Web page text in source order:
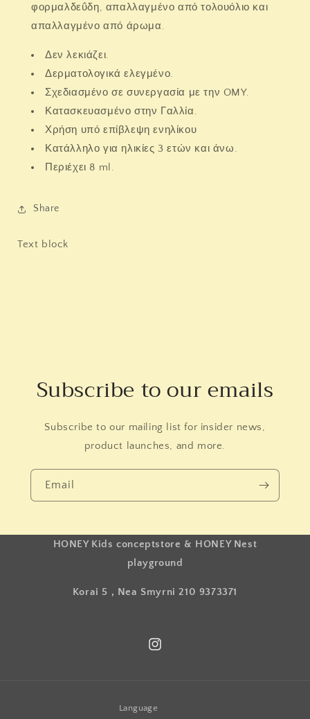
φορμαλδεΰδη, απαλλαγμένο από τολουόλιο και
απαλλαγμένο από άρωμα.
Δεν λεκιάζει.
Δερματολογικά ελεγμένο.
Σχεδιασμένο σε συνεργασία με την OMY.
Κατασκευασμένο στην Γαλλία.
Χρήση υπό επίβλεψη ενηλίκου
Κατάλληλο για ηλικίες 3 ετών και άνω.
Περιέχει 8 ml.
Share
Text block
Subscribe to our emails
Subscribe to our mailing list for insider news,
product launches, and more.
Email
HONEY Kids conceptstore & HONEY Nest
playground
Korai 5 , Nea Smyrni 210 9373371
Instagram
Language